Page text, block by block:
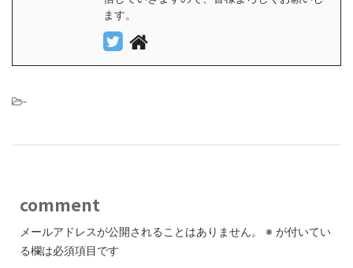
ます。
-
comment
メールアドレスが公開されることはありません。 ※ が付いてい
る欄は必須項目です